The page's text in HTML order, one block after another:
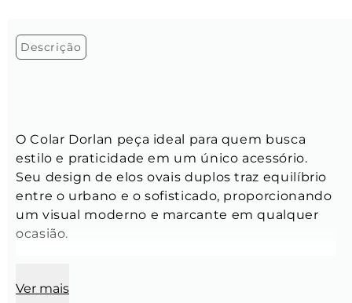
Descrição
O Colar Dorlan peça ideal para quem busca
estilo e praticidade em um único acessório.
Seu design de elos ovais duplos traz equilíbrio
entre o urbano e o sofisticado, proporcionando
um visual moderno e marcante em qualquer
ocasião.
Ver mais